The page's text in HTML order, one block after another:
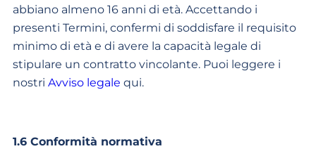
abbiano almeno 16 anni di età. Accettando i
presenti Termini, confermi di soddisfare il requisito
minimo di età e di avere la capacità legale di
stipulare un contratto vincolante. Puoi leggere i
nostri Avviso legale qui.
1.6 Conformità normativa